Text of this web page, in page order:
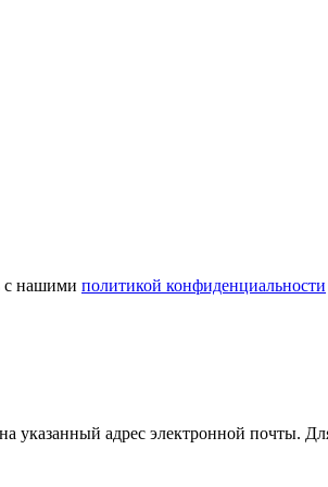
с нашими политикой конфиденциальности
указанный адрес электронной почты.